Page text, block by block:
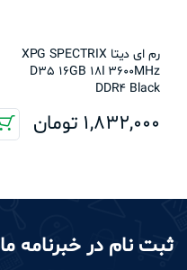
رم ای دیتا XPG SPECTRIX
D35 16GB 18I 3600MHz
DDR4 Black
1,832,000 تومان
ثبت نام در خبرنامه ما